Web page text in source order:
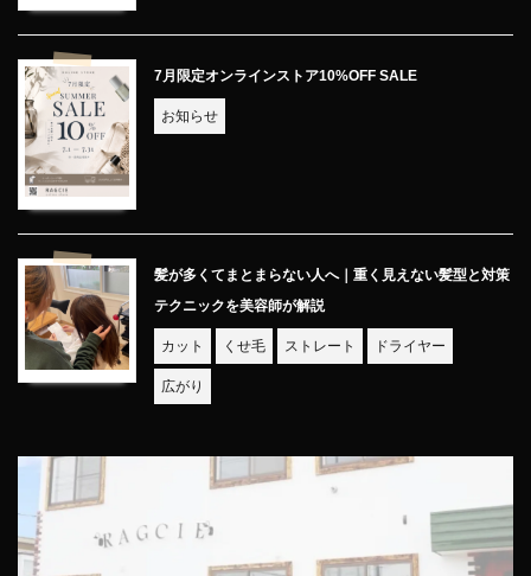
7月限定オンラインストア10%OFF SALE
お知らせ
髪が多くてまとまらない人へ｜重く見えない髪型と対策
テクニックを美容師が解説
カット くせ毛 ストレート ドライヤー
広がり